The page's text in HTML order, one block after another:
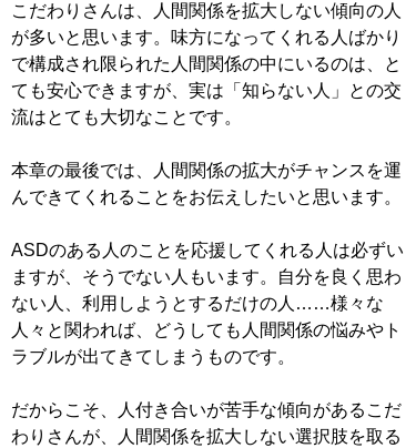
こだわりさんは、人間関係を拡大しない傾向の人
が多いと思います。味方になってくれる人ばかり
で構成され限られた人間関係の中にいるのは、と
ても安心できますが、実は「知らない人」との交
流はとても大切なことです。
本章の最後では、人間関係の拡大がチャンスを運
んできてくれることをお伝えしたいと思います。
ASDのある人のことを応援してくれる人は必ずい
ますが、そうでない人もいます。自分を良く思わ
ない人、利用しようとするだけの人……様々な
人々と関われば、どうしても人間関係の悩みやト
ラブルが出てきてしまうものです。
だからこそ、人付き合いが苦手な傾向があるこだ
わりさんが、人間関係を拡大しない選択肢を取る